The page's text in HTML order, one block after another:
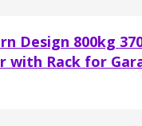
Design 800kg
with Rack for